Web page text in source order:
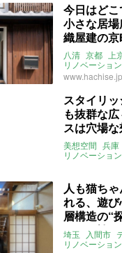
今日はどこ
小さな居場
織屋建の
京区65㎡の
八清 京都 上
リノベーション
ウッドデッキ
ライター：ほし
www.hachise.jp
スタイリ
も抜群な
スは穴場
す（兵庫県
売買物件）
美想空間 兵庫
リノベーション
ライター：葱
人も猫ち
れる、遊
層構造の“
ウス（埼玉
賃貸物件）
埼玉 入間市
リノベーション